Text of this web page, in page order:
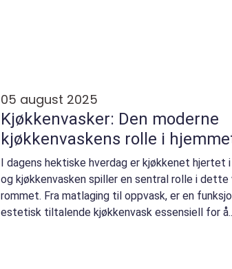
05 august 2025
Kjøkkenvasker: Den moderne
kjøkkenvaskens rolle i
I dagens hektiske hverdag er kjøkkenet hjertet i
og kjøkkenvasken spiller en sentral rolle i
rommet. Fra matlaging til oppvask, er en
estetisk tiltalende kjøkkenvask essensiell for